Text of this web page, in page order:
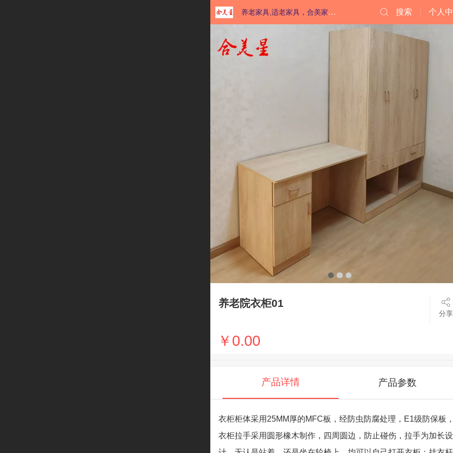
养老家具,适老家具，合美家具公司 个人
搜索
养老院衣柜01
分享
￥0.00
产品详情 产品参数
衣柜柜体采用25MM厚的MFC板，经防虫防腐处理，E1级防保板
衣柜拉手采用圆形橡木制作，四周圆边，防止碰伤，拉手为加长设